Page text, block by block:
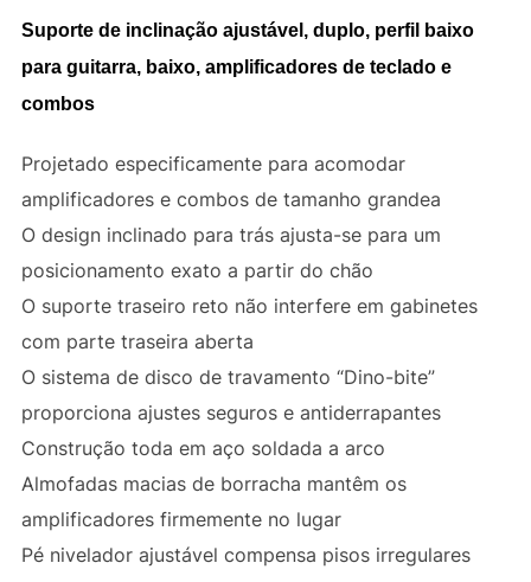
Suporte de inclinação ajustável, duplo, perfil baixo
para guitarra, baixo, amplificadores de teclado e
combos
Projetado especificamente para acomodar
amplificadores e combos de tamanho grandea
O design inclinado para trás ajusta-se para um
posicionamento exato a partir do chão
O suporte traseiro reto não interfere em gabinetes
com parte traseira aberta
O sistema de disco de travamento “Dino-bite”
proporciona ajustes seguros e antiderrapantes
Construção toda em aço soldada a arco
Almofadas macias de borracha mantêm os
amplificadores firmemente no lugar
Pé nivelador ajustável compensa pisos irregulares